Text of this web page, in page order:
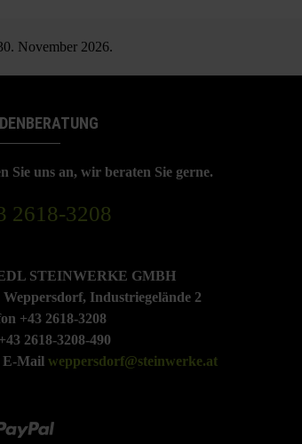
November 2026.
Sie uns an, wir beraten Sie gerne.
2618-3208
STEINWERKE GMBH
Weppersdorf, Industriegelände 2
+43 2618-3208
2618-3208-490
Mail weppersdorf@steinwerke.at